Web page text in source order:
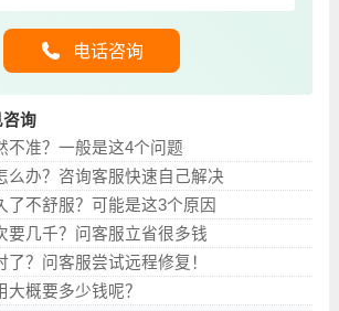
电话咨询
咨询
不准？一般是这4个问题
么办？咨询客服快速自己解决
了不舒服？可能是这3个原因
要几千？问客服立省很多钱
？问客服尝试远程修复！
概要多少钱呢？